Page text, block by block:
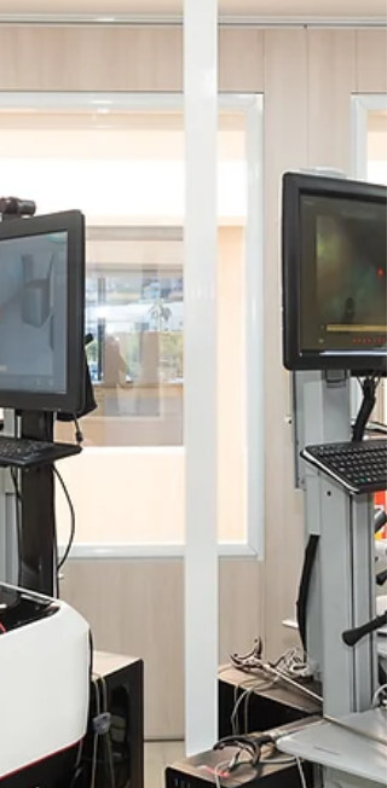
maioria dos estudantes de medicina,